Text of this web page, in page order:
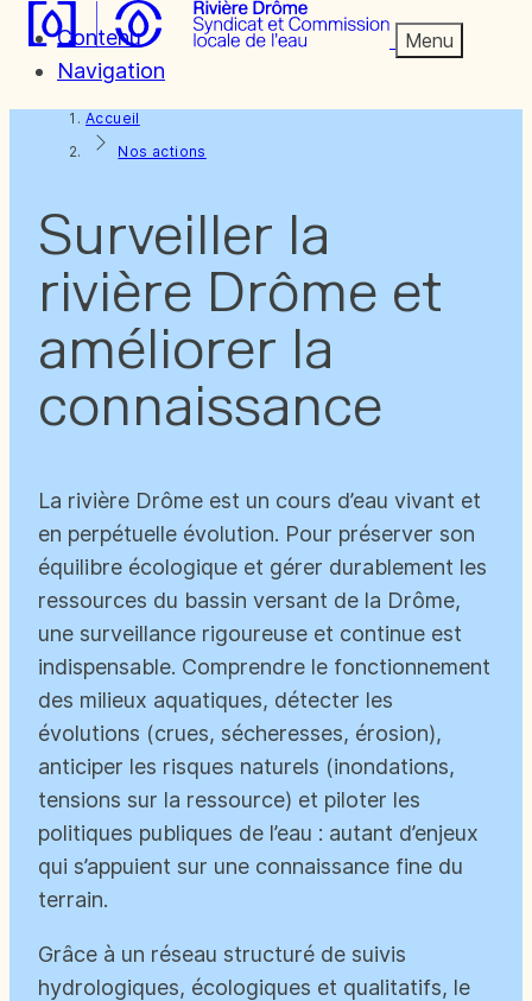
Contenu
Navigation
Menu
Accueil
Nos actions
Surveiller la
rivière Drôme et
améliorer la
connaissance
La rivière Drôme est un cours d’eau vivant et
en perpétuelle évolution. Pour préserver son
équilibre écologique et gérer durablement les
ressources du bassin versant de la Drôme,
une surveillance rigoureuse et continue est
indispensable. Comprendre le fonctionnement
des milieux aquatiques, détecter les
évolutions (crues, sécheresses, érosion),
anticiper les risques naturels (inondations,
tensions sur la ressource) et piloter les
politiques publiques de l’eau : autant d’enjeux
qui s’appuient sur une connaissance fine du
terrain.
Grâce à un réseau structuré de suivis
hydrologiques, écologiques et qualitatifs, le